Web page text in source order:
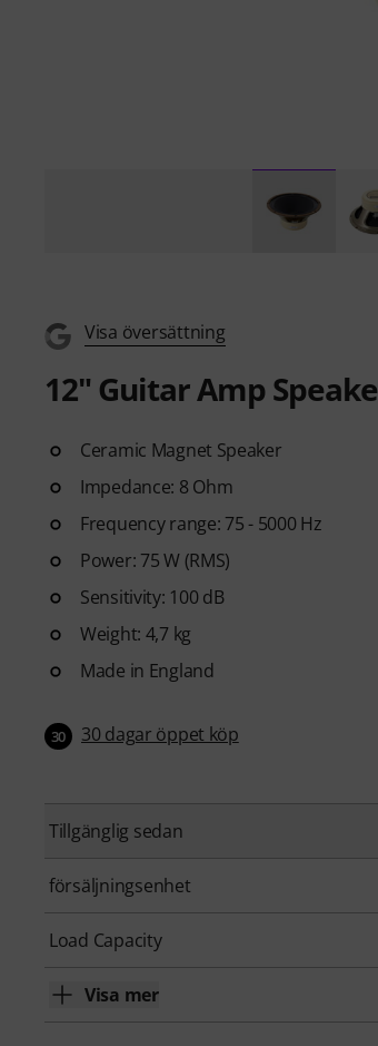
Visa översättning
12" Guitar Amp
Ceramic Magnet Speaker
Impedance: 8 Ohm
Frequency range: 75 - 5000 Hz
Power: 75 W (RMS)
Sensitivity: 100 dB
Weight: 4,7 kg
Made in England
30 30 dagar öppet köp
Tillgänglig sedan
försäljningsenhet
Load Capacity
Visa mer